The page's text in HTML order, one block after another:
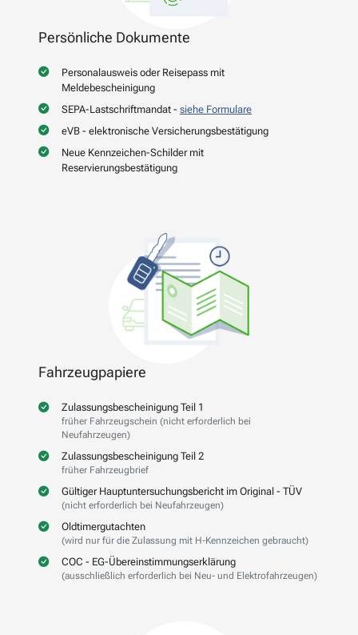
Persönliche Dokumente
Personalausweis oder Reisepass mit
Meldebescheinigung
SEPA-Lastschriftmandat - siehe Formulare
eVB - elektronische Versicherungsbestätigung
Neue Kennzeichen-Schilder mit
Reservierungsbestätigung
Fahrzeugpapiere
Zulassungsbescheinigung Teil 1
früher Fahrzeugschein (nicht erforderlich bei
Neufahrzeugen)
Zulassungsbescheinigung Teil 2
früher Fahrzeugbrief
Gültiger Hauptuntersuchungsbericht im Original - TÜV
(nicht erforderlich bei Neufahrzeugen)
Oldtimergutachten
(wird nur für die Zulassung mit H-Kennzeichen gebraucht)
COC - EG-Übereinstimmungserklärung
(ausschließlich erforderlich bei Neu- und Elektrofahrzeugen)